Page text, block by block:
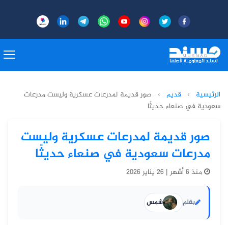
الرئيسية › قديم › صور قديمة لمدرعات عسكرية وليست مدرعات
سعودية في صنعاء حديثًا
صور قديمة لمدرعات عسكرية وليست
مدرعات سعودية في صنعاء حديثًا
منذ 6 أشهر | 26 يناير 2026
بقلم شمس